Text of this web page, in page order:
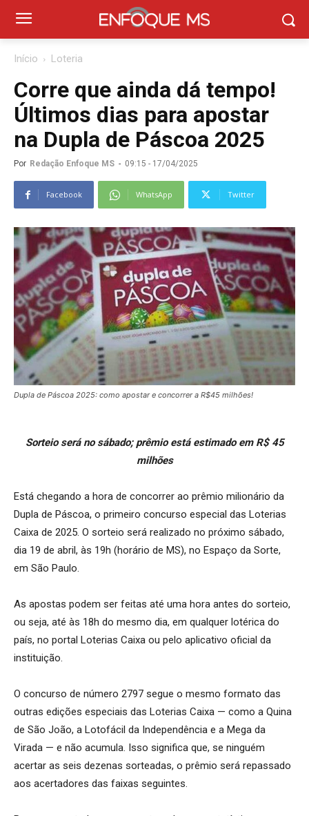
Início Loteria
Corre que ainda dá tempo!
Últimos dias para apostar
na Dupla de Páscoa 2025
Por Redação Enfoque MS - 09:15 - 17/04/2025
Facebook WhatsApp Twitter
Dupla de Páscoa 2025: como apostar e concorrer a R$45 milhões!
Sorteio será no sábado; prêmio está estimado em R$ 45
milhões
Está chegando a hora de concorrer ao prêmio milionário da
Dupla de Páscoa, o primeiro concurso especial das Loterias
Caixa de 2025. O sorteio será realizado no próximo sábado,
dia 19 de abril, às 19h (horário de MS), no Espaço da Sorte,
em São Paulo.
As apostas podem ser feitas até uma hora antes do sorteio,
ou seja, até às 18h do mesmo dia, em qualquer lotérica do
país, no portal Loterias Caixa ou pelo aplicativo oficial da
instituição.
O concurso de número 2797 segue o mesmo formato das
outras edições especiais das Loterias Caixa — como a Quina
de São João, a Lotofácil da Independência e a Mega da
Virada — e não acumula. Isso significa que, se ninguém
acertar as seis dezenas sorteadas, o prêmio será repassado
aos acertadores das faixas seguintes.